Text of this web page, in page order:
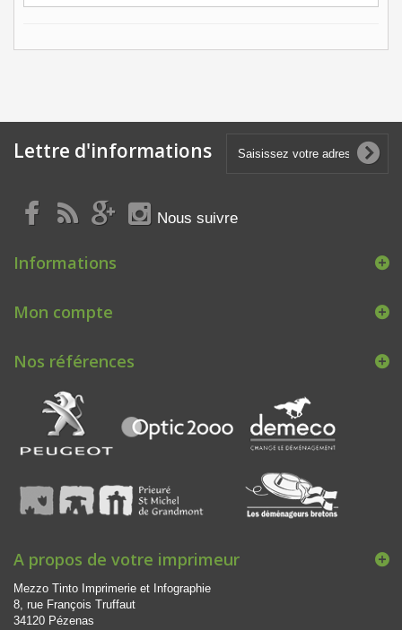
Lettre d'informations
Nous suivre
Informations
Mon compte
Nos références
A propos de votre imprimeur
Mezzo Tinto Imprimerie et Infographie
8, rue François Truffaut
34120 Pézenas